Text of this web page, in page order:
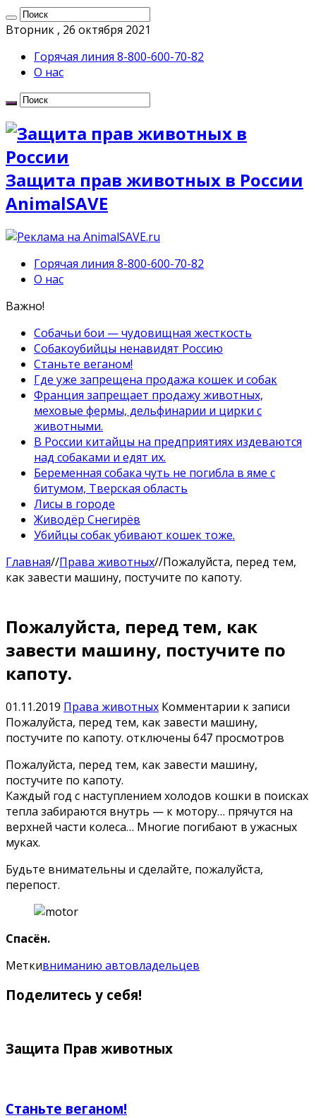
Вторник , 26 октября 2021
Горячая линия 8-800-600-70-82
О нас
Защита прав животных в России
AnimalSAVE
Горячая линия 8-800-600-70-82
О нас
Важно!
Собачьи бои — чудовищная жесткость
Собакоубийцы ненавидят Россию
Станьте веганом!
Где уже запрещена продажа кошек и собак
Франция запрещает продажу животных,
меховые фермы, дельфинарии и цирки с
животными.
В России китайцы на предприятиях издеваются
над собаками и едят их.
Беременная собака чуть не погибла в яме с
битумом, Тверская область
Лисы в городе
Живодёр Снегирёв
Убийцы собак убивают кошек тоже.
Главная//Права животных//Пожалуйста, перед тем,
как завести машину, постучите по капоту.
Пожалуйста, перед тем, как
завести машину, постучите по
капоту.
01.11.2019 Права животных Комментарии к записи
Пожалуйста, перед тем, как завести машину,
постучите по капоту. отключены 647 просмотров
Пожалуйста, перед тем, как завести машину,
постучите по капоту.
Каждый год с наступлением холодов кошки в поисках
тепла забираются внутрь — к мотору… прячутся на
верхней части колеса… Многие погибают в ужасных
муках.
Будьте внимательны и сделайте, пожалуйста,
перепост.
Спасён.
Меткивниманию автовладельцев
Поделитесь у себя!
Защита Прав животных
Станьте веганом!